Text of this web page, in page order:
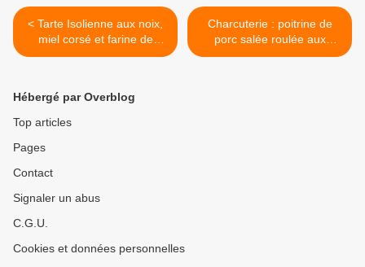
< Tarte Isolienne aux noix,
miel corsé et farine de
châtaigne
Charcuterie : poitrine de
porc salée roulée aux
herbes >
Hébergé par Overblog
Top articles
Pages
Contact
Signaler un abus
C.G.U.
Cookies et données personnelles